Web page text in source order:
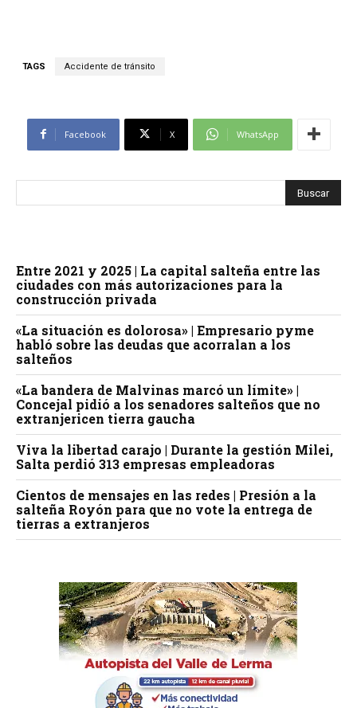
TAGS Accidente de tránsito
Facebook X WhatsApp
Entre 2021 y 2025 | La capital salteña entre las
ciudades con más autorizaciones para la
construcción privada
«La situación es dolorosa» | Empresario pyme
habló sobre las deudas que acorralan a los
salteños
«La bandera de Malvinas marcó un límite» |
Concejal pidió a los senadores salteños que no
extranjericen tierra gaucha
Viva la libertad carajo | Durante la gestión Milei,
Salta perdió 313 empresas empleadoras
Cientos de mensajes en las redes | Presión a la
salteña Royón para que no vote la entrega de
tierras a extranjeros